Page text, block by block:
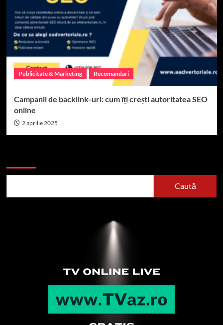
Publicitate & Marketing Recomandari
Campanii de backlink-uri: cum îți crești autoritatea SEO
online
2 aprilie 2025
Caută